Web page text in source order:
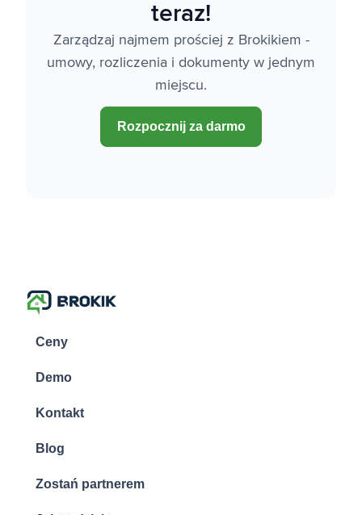
teraz!
Zarządzaj najmem prościej z Brokikiem -
umowy, rozliczenia i dokumenty w jednym
miejscu.
Rozpocznij za darmo
Ceny
Demo
Kontakt
Blog
Zostań partnerem